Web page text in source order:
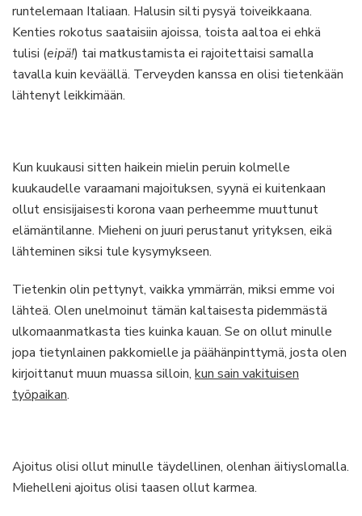
runtelemaan Italiaan. Halusin silti pysyä toiveikkaana.
Kenties rokotus saataisiin ajoissa, toista aaltoa ei ehkä
tulisi (eipä!) tai matkustamista ei rajoitettaisi samalla
tavalla kuin keväällä. Terveyden kanssa en olisi tietenkään
lähtenyt leikkimään.
Kun kuukausi sitten haikein mielin peruin kolmelle
kuukaudelle varaamani majoituksen, syynä ei kuitenkaan
ollut ensisijaisesti korona vaan perheemme muuttunut
elämäntilanne. Mieheni on juuri perustanut yrityksen, eikä
lähteminen siksi tule kysymykseen.
Tietenkin olin pettynyt, vaikka ymmärrän, miksi emme voi
lähteä. Olen unelmoinut tämän kaltaisesta pidemmästä
ulkomaanmatkasta ties kuinka kauan. Se on ollut minulle
jopa tietynlainen pakkomielle ja päähänpinttymä, josta olen
kirjoittanut muun muassa silloin, kun sain vakituisen
työpaikan.
Ajoitus olisi ollut minulle täydellinen, olenhan äitiyslomalla.
Miehelleni ajoitus olisi taasen ollut karmea.